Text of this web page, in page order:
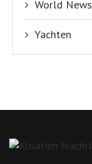
World News
Yachten